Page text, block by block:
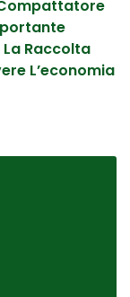
Raccolta
L’economia